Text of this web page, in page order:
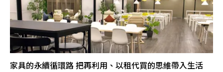
家具的永續循環路 把再利用、以租代買的思維帶入生活